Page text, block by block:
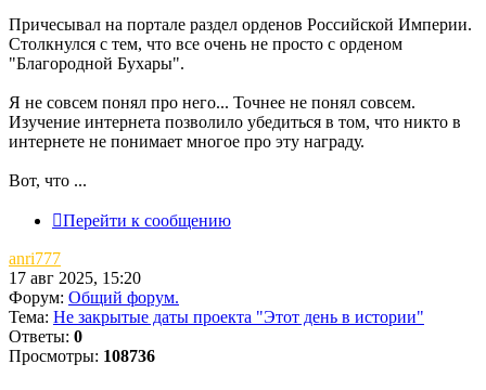
Причесывал на портале раздел орденов Российской Империи.
Столкнулся с тем, что все очень не просто с орденом
"Благородной Бухары".
Я не совсем понял про него... Точнее не понял совсем.
Изучение интернета позволило убедиться в том, что никто в
интернете не понимает многое про эту награду.
Вот, что ...
Перейти к сообщению
anri777
17 авг 2025, 15:20
Форум: Общий форум.
Тема: Не закрытые даты проекта "Этот день в истории"
Ответы: 0
Просмотры: 108736